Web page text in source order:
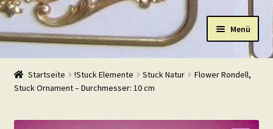
Navigation
Zum
Inhalt
Menü
Start
Shop
Warenkorb
Startseite !Stuck Elemente Stuck Natur
Flower Rondell,
Stuck Ornament – Durchmesser: 10 cm